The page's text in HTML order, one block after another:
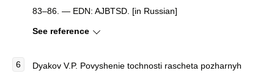
83–86. — EDN: AJBTSD. [in Russian]
See reference
Dyakov V.P. Povyshenie tochnosti rascheta pozharnyh